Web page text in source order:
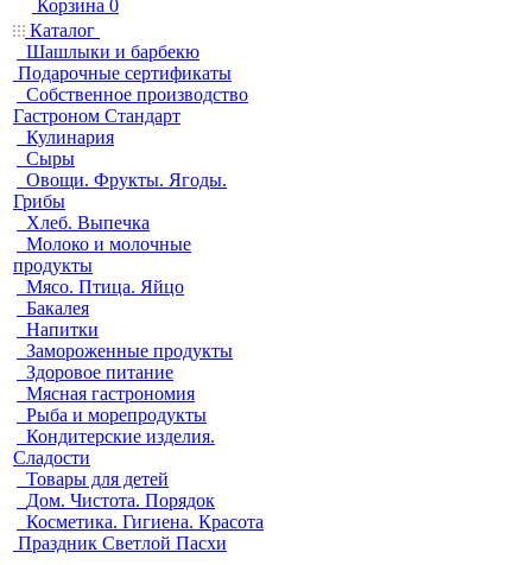
Корзина 0
Каталог
Шашлыки и барбекю
Подарочные сертификаты
Собственное производство
Гастроном Стандарт
Кулинария
Сыры
Овощи. Фрукты. Ягоды.
Грибы
Хлеб. Выпечка
Молоко и молочные
продукты
Мясо. Птица. Яйцо
Бакалея
Напитки
Замороженные продукты
Здоровое питание
Мясная гастрономия
Рыба и морепродукты
Кондитерские изделия.
Сладости
Товары для детей
Дом. Чистота. Порядок
Косметика. Гигиена. Красота
Праздник Светлой Пасхи